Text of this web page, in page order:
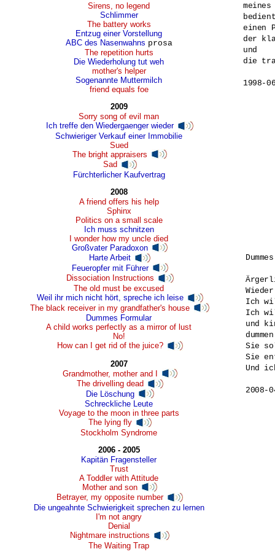
Sirens, no legend
Schlimmer
The battery works
Entzug einer Vorstellung
ABC des Nasenwahns prosa
The repetition hurts
Die Wiederholung tut weh
mother's helper
Sogenannte Muttermilch
friend equals foe
2009
Sorry song of evil man
Ich treffe den Wiedergaenger wieder
Schwieriger Verkauf einer Immobilie
Sued
The bright appraisers
Sad
Fürchterlicher Kaufvertrag
2008
A friend offers his help
Sphinx
Politics on a small scale
Ich muss schnitzen
I wonder how my uncle died
Großvater Paradoxon
Harte Arbeit
Feueropfer mit Führer
Dissociation Instructions
The old must be excused
Weil ihr mich nicht hört, spreche ich leise
The black receiver in my grandfather's house
Dummes Formular
A child works perfectly as a mirror of lust
No!
How can I get rid of the juice?
2007
Grandmother, mother and I
The drivelling dead
Die Löschung
Schreckliche Leute
Voyage to the moon in three parts
The lying fly
Stockholm Syndrome
2006 - 2005
Kapitän Fragensteller
Trust
A Toddler with Attitude
Mother and son
Betrayer, my opposite number
Die ungeahnte Schwierigkeit sprechen zu lernen
I'm not angry
Denial
Nightmare instructions
The Waiting Trap
einen
der
und
die
1998-
Ich
Ich
und
Sie
Sie
Und
2008-